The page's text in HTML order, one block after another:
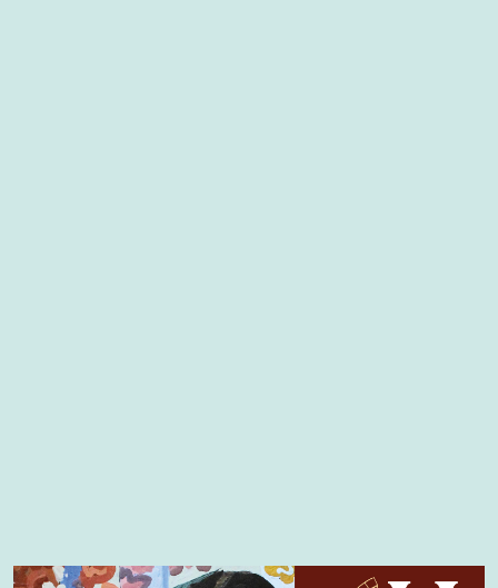
Cover image